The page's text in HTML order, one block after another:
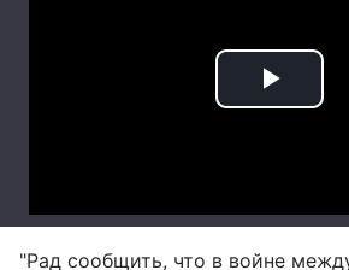
"Рад сообщить, что в войне